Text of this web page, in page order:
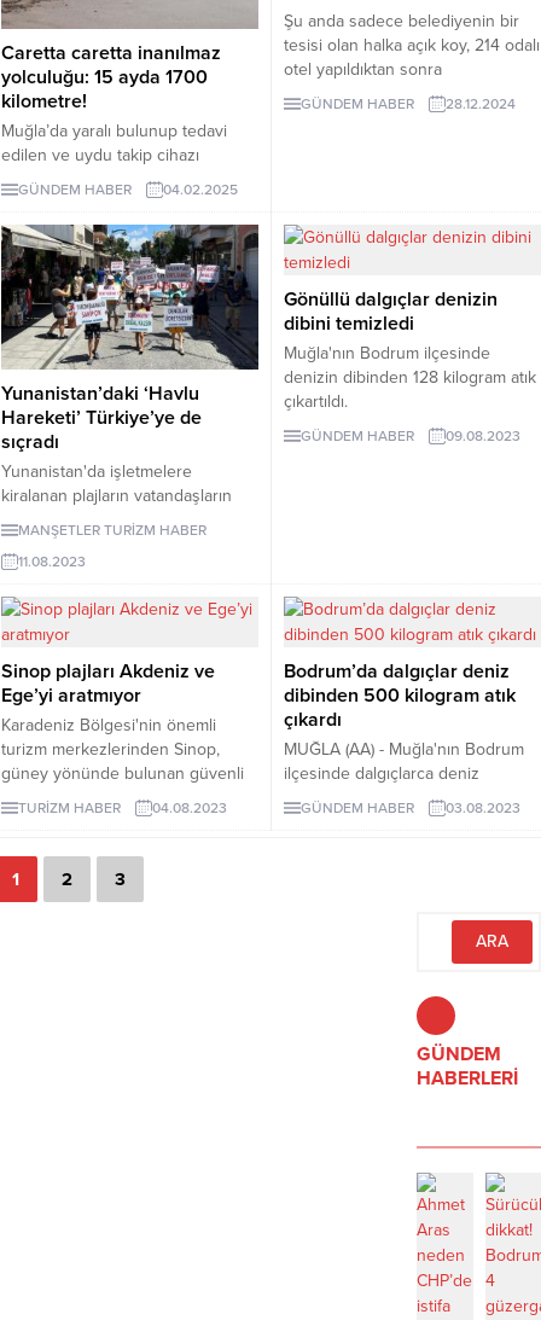
Bodrum’daki yapıların yüzde 50 si
deprem elverişli değil” dedi
Caretta caretta inanılmaz
yolculuğu: 15 ayda 1700
kilometre!
Muğla’da yaralı bulunup tedavi
edilen ve uydu takip cihazı
takılarak denize bırakılan caretta
caretta ‘Lansinoh’, 15 ayda 1.700
kilometre yol katetti. 18 bin kişi,
deniz kaplumbağasının rotasını
takip etti. İşte ‘Lansinoh’un ilginç
yolculuğu...
GÜNDEM HABER 04.02.2025
Şu anda sadece belediyenin bir
tesisi olan halka açık koy, 214 odalı
otel yapıldıktan sonra
vatandaşların kullanımına tamamen
GÜNDEM HABER 28.12.2024
Yunanistan’daki ‘Havlu
Hareketi’ Türkiye’ye de
sıçradı
Yunanistan'da işletmelere
kiralanan plajların vatandaşların
ücretsiz kullanımına açılması için
başlatılan ‘havlu hareketi”,
Türkiye’ye de sıçradı. İzmir
Çeşme’de bir araya gelen çeşitli
dernek ve platformların iki haftadır
kıyıların halka ücretsiz açılması için
yaptıkları eylem yeni bir boyut
kazandı. Örgütlenmeler
“Havlunu al da gel, toplantımıza
katıl” sloganı ile etkinlik...
MANŞETLER TURİZM HABER
11.08.2023
Gönüllü dalgıçlar denizin
dibini temizledi
Muğla'nın Bodrum ilçesinde
denizin dibinden 128 kilogram atık
çıkartıldı.
GÜNDEM HABER 09.08.2023
Sinop plajları Akdeniz ve
Ege’yi aratmıyor
Karadeniz Bölgesi'nin önemli
turizm merkezlerinden Sinop,
güney yönünde bulunan güvenli
plajlarıyla yaz sezonunda çok
sayıda tatilciyi ağırlıyor.
TURİZM HABER 04.08.2023
Bodrum’da dalgıçlar deniz
dibinden 500 kilogram atık
çıkardı
MUĞLA (AA) - Muğla'nın Bodrum
ilçesinde dalgıçlarca deniz
dibinden 500 kilogram atık
çıkarıldı.Bodrum Belediyesince
Yalıkavak Mahallesi'nden devam
GÜNDEM HABER 03.08.2023
1 2 3
GÜNDEM
HABERLERİ